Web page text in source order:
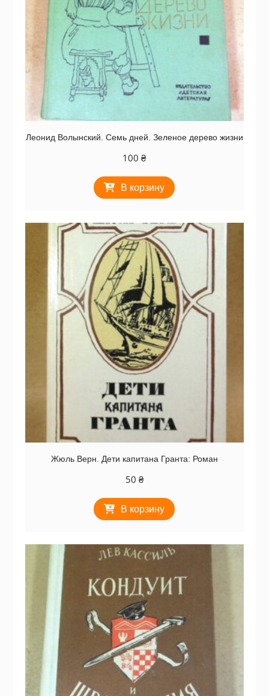
Леонид Волынский. Семь дней. Зеленое дерево жизни
100₴
В корзину
Жюль Верн. Дети капитана Гранта: Роман
50 ₴
В корзину